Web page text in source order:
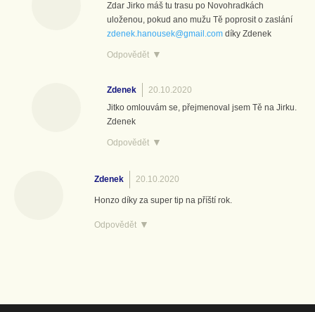
Zdar Jirko máš tu trasu po Novohradkách
uloženou, pokud ano mužu Tě poprosit o zaslání
zdenek.hanousek@gmail.com díky Zdenek
Odpovědět
Zdenek
20.10.2020
Jitko omlouvám se, přejmenoval jsem Tě na Jirku.
Zdenek
Odpovědět
Zdenek 20.10.2020
Honzo díky za super tip na příští rok.
Odpovědět